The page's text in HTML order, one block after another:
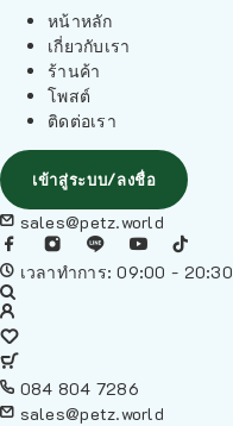
หน้าหลัก
เกี่ยวกับเรา
ร้านค้า
โพสต์
ติดต่อเรา
เข้าสู่ระบบ/ลงชื่อ
sales@petz.world
เวลาทำการ: 09:00 - 20:30
084 804 7286
sales@petz.world